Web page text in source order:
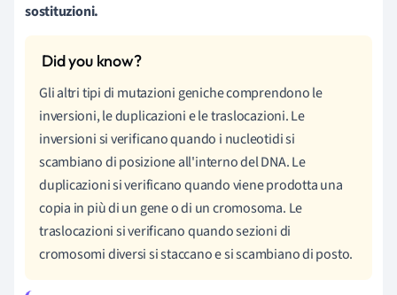
sostituzioni.
Gli altri tipi di mutazioni geniche comprendono le
inversioni, le duplicazioni e le traslocazioni. Le
inversioni si verificano quando i nucleotidi si
scambiano di posizione all'interno del DNA. Le
duplicazioni si verificano quando viene prodotta una
copia in più di un gene o di un cromosoma. Le
traslocazioni si verificano quando sezioni di
cromosomi diversi si staccano e si scambiano di posto.